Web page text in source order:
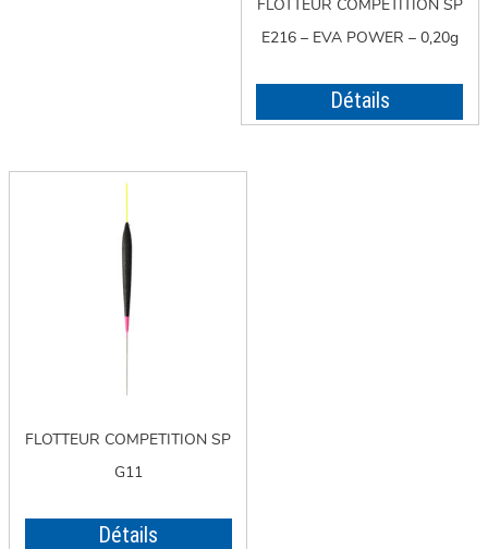
FLOTTEUR COMPETITION SP
E216 – EVA POWER – 0,20g
Détails
FLOTTEUR COMPETITION SP
G11
Détails